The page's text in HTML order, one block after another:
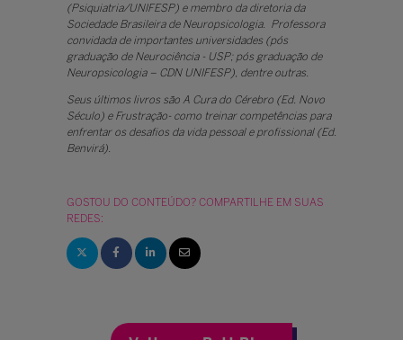
(Psiquiatria/UNIFESP) e membro da diretoria da
Sociedade Brasileira de Neuropsicologia. Professora
convidada de importantes universidades (pós
graduação de Neurociência - USP; pós graduação de
Neuropsicologia – CDN UNIFESP), dentre outras.
Seus últimos livros são A Cura do Cérebro (Ed. Novo
Século) e Frustração- como treinar competências para
enfrentar os desafios da vida pessoal e profissional (Ed.
Benvirá).
GOSTOU DO CONTEÚDO? COMPARTILHE EM SUAS
REDES: